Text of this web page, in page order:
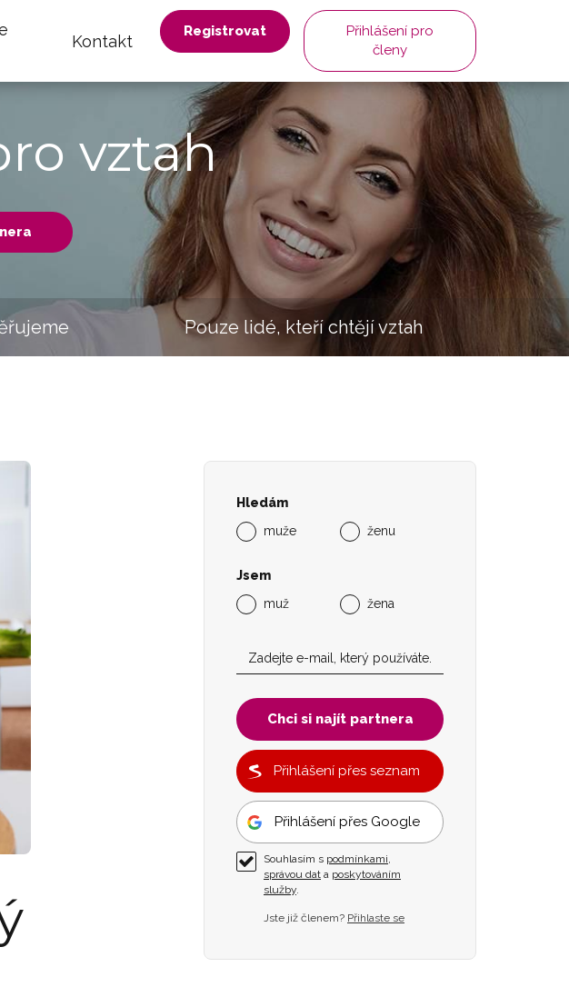
Kontakt
Registrovat
Přihlášení pro
členy
vztah
Pouze lidé, kteří chtějí vztah
Hledám
muže
ženu
Jsem
muž
žena
Chci si najít partnera
Přihlášení přes seznam
Přihlášení přes Google
Souhlasím s podmínkami,
správou dat a poskytováním
služby.
Jste již členem? Přihlaste se